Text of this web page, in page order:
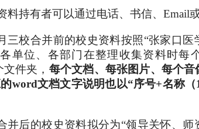
料持有者可以通过电话、书信、Email
三校合并前的校史资料按照“张家口医
单位、各部门在整理收集资料时每
件夹， 每个文档、每张图片、每个
word文档文字说明也以“序号+名称
并后的校史资料拟分为“领导关怀、